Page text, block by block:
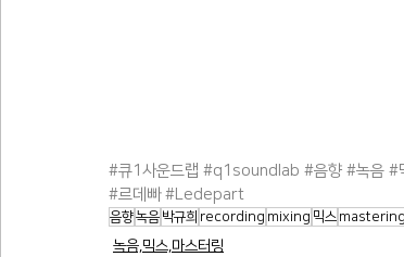
#큐1사운드랩 #q1soundlab #음향 #녹음 #
#르데빠 #Ledepart
음향녹음 박규희 recording mixing 믹스 mastering
녹음,믹스,마스터링